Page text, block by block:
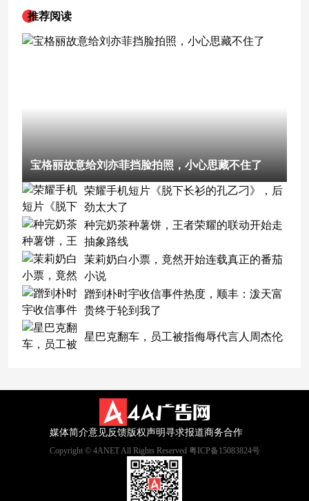
推荐阅读
宝格丽故意给刘亦菲挡脸拍照，小心思藏不住了
荣耀手机短片《脱下长衫的孔乙刁》，后
劲太大了
种完奶茶种薯饼，王者荣耀的联动开始走
抽象路线
茉莉奶白小票，竟然开始连载真正的番茄
小说
蹭到朴时宇收信事件热度，顺丰：泼天富
贵终于轮到我了
星巴克翻车，员工被指侮辱代言人周杰伦
媒体简介意见反馈版权声明寻求报道商务合作
Copyright © 4ANET All Rights Reserved 粤ICP备15083824号